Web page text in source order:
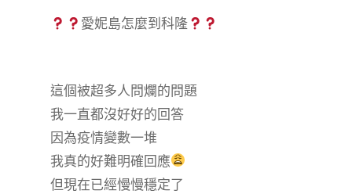
愛妮島怎麼到科隆
這個被超多人問爛的問題
我一直都沒好好的回答
因為疫情變數一堆
我真的好難明確回應
但現在已經慢慢穩定了